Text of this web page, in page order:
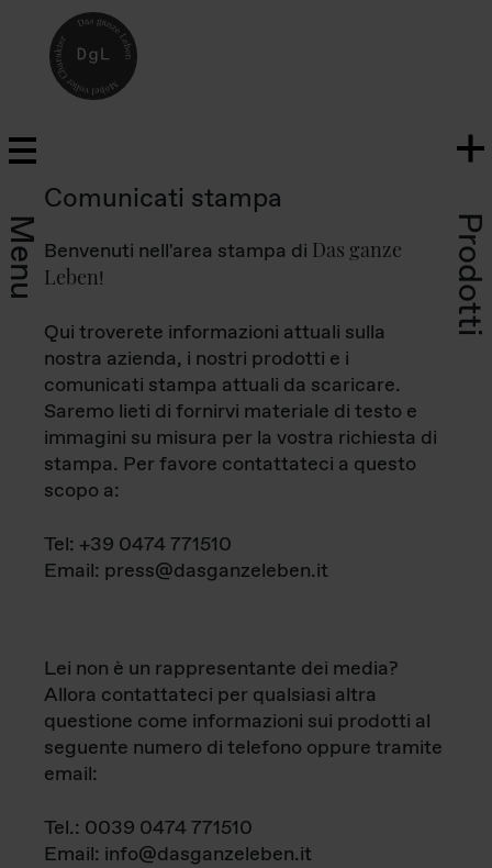
Menu Prodotti
Comunicati stampa
Benvenuti nell'area stampa di Das ganze
Leben!
Qui troverete informazioni attuali sulla
nostra azienda, i nostri prodotti e i
comunicati stampa attuali da scaricare.
Saremo lieti di fornirvi materiale di testo e
immagini su misura per la vostra richiesta di
stampa. Per favore contattateci a questo
scopo a:
Tel: +39 0474 771510
Email: press@dasganzeleben.it
Lei non è un rappresentante dei media?
Allora contattateci per qualsiasi altra
questione come informazioni sui prodotti al
seguente numero di telefono oppure tramite
email:
Tel.: 0039 0474 771510
Email: info@dasganzeleben.it